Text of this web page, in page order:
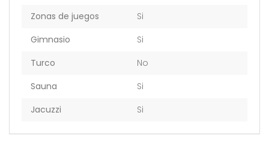
Zonas de juegos
Si
Gimnasio
Si
Turco
No
Sauna
Si
Jacuzzi
Si